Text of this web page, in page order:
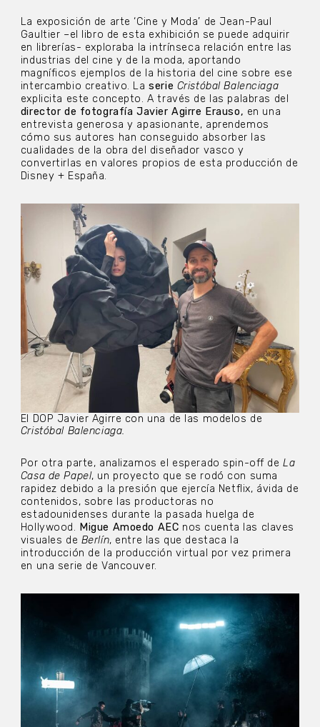
La exposición de arte ‘Cine y Moda’ de Jean-Paul
Gaultier –el libro de esta exhibición se puede adquirir
en librerías- exploraba la intrínseca relación entre las
industrias del cine y de la moda, aportando
magníficos ejemplos de la historia del cine sobre ese
intercambio creativo. Laserie Cristóbal Balenciaga
explicita este concepto. A través de las palabras del
director de fotografía Javier Agirre Erauso, en una
entrevista generosa y apasionante, aprendemos
cómo sus autores han conseguido absorber las
cualidades de la obra del diseñador vasco y
convertirlas en valores propios de esta producción de
Disney + España.
El DOP Javier Agirre con una de las modelos de
Cristóbal Balenciaga.
Por otra parte, analizamos el esperado spin-off de La
Casa de Papel, un proyecto que se rodó con suma
rapidez debido a la presión que ejercía Netflix, ávida de
contenidos, sobre las productoras no
estadounidenses durante la pasada huelga de
Hollywood. Migue Amoedo AEC nos cuenta las claves
visuales de Berlín, entre las que destaca la
introducción de la producción virtual por vez primera
en una serie de Vancouver.